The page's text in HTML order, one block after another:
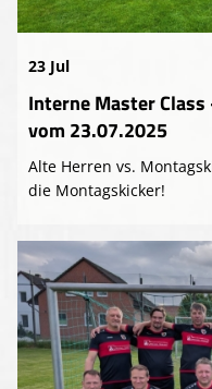
23 Jul
Interne Master
vom 23.07.2025
Alte Herren vs.
die Montagskicker!